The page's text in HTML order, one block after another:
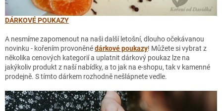
DÁRKOVÉ POUKAZY
A nesmíme zapomenout na naši další letošní, dlouho očekávanou
novinku - kořením provoněnédárkové poukazy! Můžete si vybrat z
několika cenových kategorií a uplatnit dárkový poukaz lze na
jakýkoliv produkt z naší nabídky, a to jak na e-shopu, tak v kamenné
prodejně. S tímto dárkem rozhodně nešlápnete vedle.